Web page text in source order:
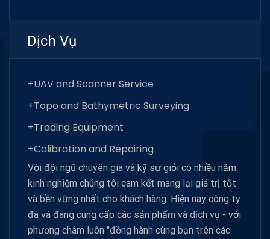
Dịch Vụ
+UAV and Scanner Service
+Topo and Bathymetric Surveying
+Trading Equipment
+Calibration and Repairing
Với đội ngũ chuyên gia và kỹ sư giỏi có nhiều năm
kinh nghiệm chúng tôi cam kết mang lại giá trị tốt
và bền vững nhất cho khách hàng. Hiện nay công ty
đã và đang cung cấp các sản phẩm và dịch vụ - với
phương châm luôn "đồng hành cùng bạn trên các